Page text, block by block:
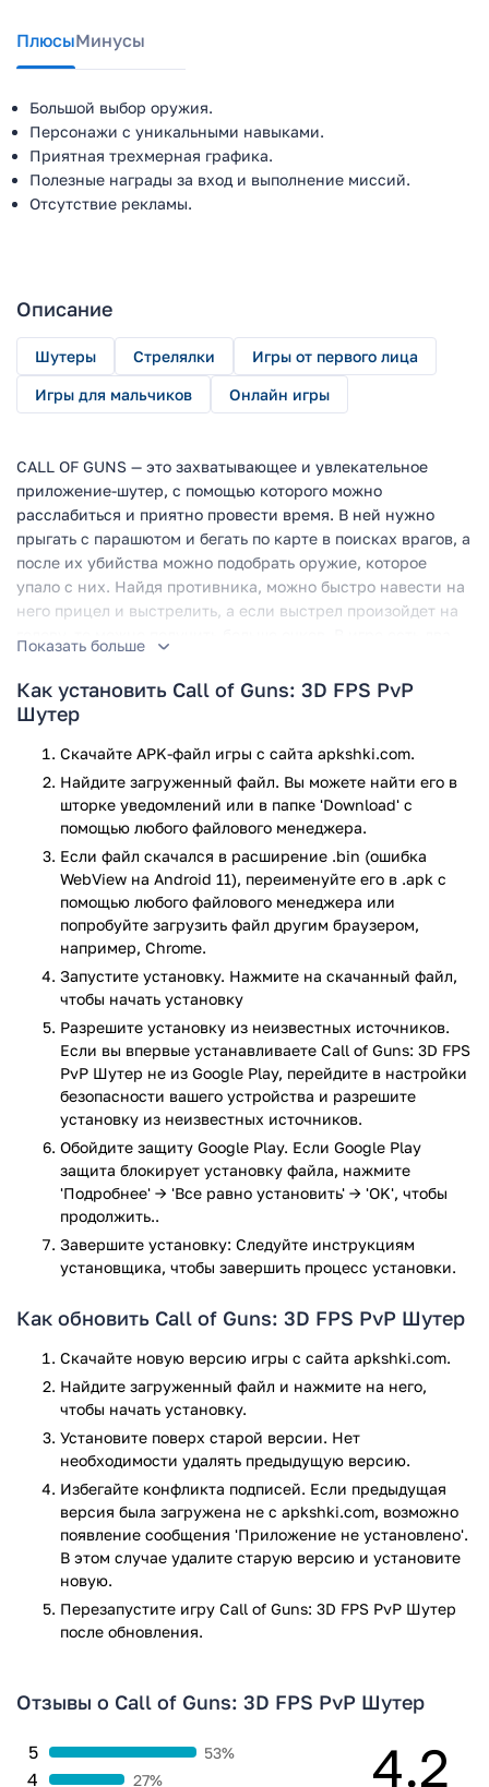
ПлюсыМинусы
Большой выбор оружия.
Персонажи с уникальными навыками.
Приятная трехмерная графика.
Полезные награды за вход и выполнение миссий.
Отсутствие рекламы.
Описание
Шутеры Стрелялки Игры от первого лица
Игры для мальчиков Онлайн игры
CALL OF GUNS — это захватывающее и увлекательное
приложение-шутер, с помощью которого можно
расслабиться и приятно провести время. В ней нужно
прыгать с парашютом и бегать по карте в поисках врагов, а
после их убийства можно подобрать оружие, которое
упало с них. Найдя противника, можно быстро навести на
него прицел и выстрелить, а если выстрел произойдет на
большое количество и списки различных оружий по вкусу
и реалистично прорисованные местные объекты и
декорации.
интернета, но если с последнего, то нужно дополнительно
загрузить и установить игровой кэш. Данная игра
обязательно придется по вкусу любителям стрелялок и
экшн игр. Из режимов можно выбрать одиночную игру с
друзьями или же разделиться командами. Для победившей
команды насчитывается определенный бонус или какое-то
дополнительное оружие, которое придет по вкусу любому
игроку, использующему данное приложение.
При создании сетевой игры можно играть командами пять
человек против пяти. Игроки подбираются автоматически
и с учетом уровня пользователя, то есть в игре есть баланс
уровней, чтобы игра была честной и веселой. Карту для
битвы можно выбрать самостоятельно или дать этот выбор
программе для автоматического решения. На каждой
карте нужно выбирать свою стратегию, то есть на одной
из них нельзя использовать винтовку, так как проигрыш
будет обеспечен, а на другой дальние оружия не подходят,
так как есть маленькие карты, где, соответственно,
оружие должно быть для ближнего боя. Во время
командной битвы каждый игрок сам создает свою тактику
Каждое оружие из арсенала игрока можно прокачать до
определенного уровня, чтобы использовать его по
максимуму в следующей игре. Также можно выбрать одно
смертоносное оружие, которое делает финальный выстрел
и полностью убивает противников, его тоже можно
прокачать. Помимо большого выбора оружия разных видов
также можно выбрать гранаты и перки, то есть
дополнительные функции для восстановления здоровья и
тому подобных характеристик.
Из особенностей данной игры можно
назвать следующие:
Есть несколько игровых режимов по вкусу
характеристик своего персонажа, за которого играет
какой-нибудь его навык, тем самым увеличивая его
силу и мощь;
Показать больше
Как установить Call of Guns: 3D FPS PvP
Шутер
Скачайте APK-файл игры с сайта apkshki.com.
Найдите загруженный файл. Вы можете найти его в
шторке уведомлений или в папке 'Download' с
помощью любого файлового менеджера.
Если файл скачался в расширение .bin (ошибка
WebView на Android 11), переименуйте его в .apk с
помощью любого файлового менеджера или
попробуйте загрузить файл другим браузером,
например, Chrome.
Запустите установку. Нажмите на скачанный файл,
чтобы начать установку
Разрешите установку из неизвестных источников.
Если вы впервые устанавливаете Call of Guns: 3D FPS
PvP Шутер не из Google Play, перейдите в настройки
безопасности вашего устройства и разрешите
установку из неизвестных источников.
Обойдите защиту Google Play. Если Google Play
защита блокирует установку файла, нажмите
'Подробнее' → 'Все равно установить' → 'OK', чтобы
продолжить..
Завершите установку: Следуйте инструкциям
установщика, чтобы завершить процесс установки.
Как обновить Call of Guns: 3D FPS PvP Шутер
Скачайте новую версию игры с сайта apkshki.com.
Найдите загруженный файл и нажмите на него,
чтобы начать установку.
Установите поверх старой версии. Нет
необходимости удалять предыдущую версию.
Избегайте конфликта подписей. Если предыдущая
версия была загружена не с apkshki.com, возможно
появление сообщения 'Приложение не установлено'.
В этом случае удалите старую версию и установите
новую.
Перезапустите игру Call of Guns: 3D FPS PvP Шутер
после обновления.
Отзывы о Call of Guns: 3D FPS PvP Шутер
4 27%
5 53% 4.2